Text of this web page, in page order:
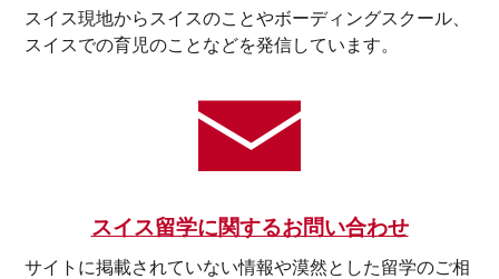
スイス現地からスイスのことやボーディングスクール、
スイスでの育児のことなどを発信しています。
スイス留学に関するお問い合わせ
サイトに掲載されていない情報や漠然とした留学のご相